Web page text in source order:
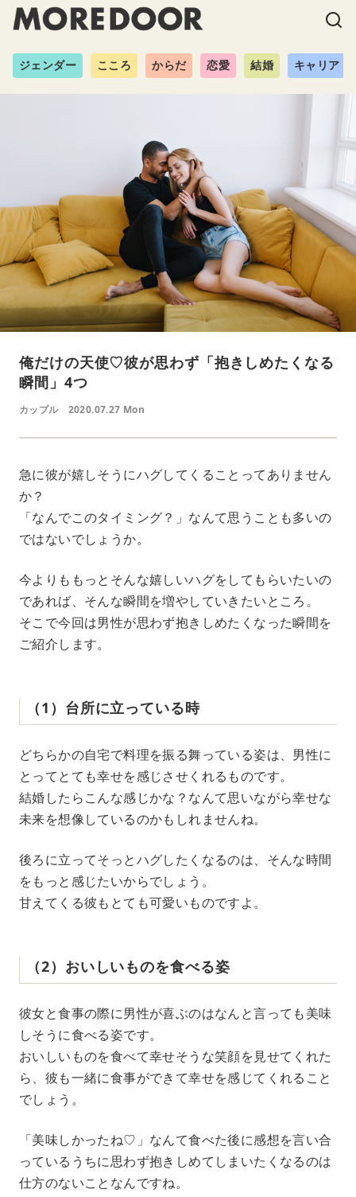
ジェンダー こころ からだ 恋愛 結婚 キャリア
俺だけの天使♡彼が思わず「抱きしめたくなる
瞬間」4つ
カップル 2020.07.27 Mon
急に彼が嬉しそうにハグしてくることってありません
か？
「なんでこのタイミング？」なんて思うことも多いの
ではないでしょうか。
今よりももっとそんな嬉しいハグをしてもらいたいの
であれば、そんな瞬間を増やしていきたいところ。
そこで今回は男性が思わず抱きしめたくなった瞬間を
ご紹介します。
（1）台所に立っている時
どちらかの自宅で料理を振る舞っている姿は、男性に
とってとても幸せを感じさせくれるものです。
結婚したらこんな感じかな？なんて思いながら幸せな
未来を想像しているのかもしれませんね。
後ろに立ってそっとハグしたくなるのは、そんな時間
をもっと感じたいからでしょう。
甘えてくる彼もとても可愛いものですよ。
（2）おいしいものを食べる姿
彼女と食事の際に男性が喜ぶのはなんと言っても美味
しそうに食べる姿です。
おいしいものを食べて幸せそうな笑顔を見せてくれた
ら、彼も一緒に食事ができて幸せを感じてくれること
でしょう。
「美味しかったね♡」なんて食べた後に感想を言い合
っているうちに思わず抱きしめてしまいたくなるのは
仕方のないことなんですね。